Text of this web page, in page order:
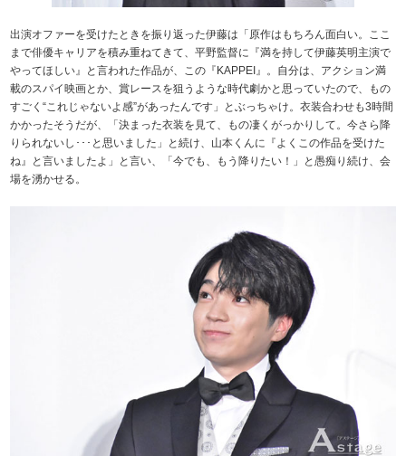
出演オファーを受けたときを振り返った伊藤は「原作はもちろん面白い。ここ
まで俳優キャリアを積み重ねてきて、平野監督に『満を持して伊藤英明主演で
やってほしい』と言われた作品が、この『KAPPEI』。自分は、アクション満
載のスパイ映画とか、賞レースを狙うような時代劇かと思っていたので、もの
すごく“これじゃないよ感”があったんです」とぶっちゃけ。衣装合わせも3時間
かかったそうだが、「決まった衣装を見て、もの凄くがっかりして。今さら降
りられないし･･･と思いました」と続け、山本くんに『よくこの作品を受けた
ね』と言いましたよ」と言い、「今でも、もう降りたい！」と愚痴り続け、会
場を湧かせる。